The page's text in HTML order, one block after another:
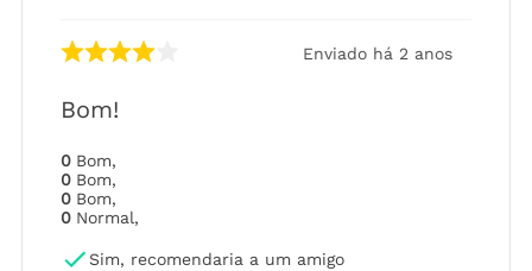
Enviado há 2 anos
Bom!
0 Bom,
0 Bom,
0 Bom,
0 Normal,
Sim, recomendaria a um amigo